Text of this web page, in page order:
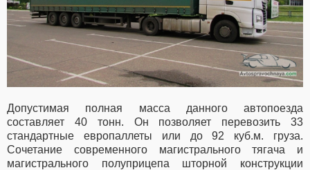
Допустимая полная масса данного автопоезда
составляет 40 тонн. Он позволяет перевозить 33
стандартные европаллеты или до 92 куб.м. груза.
Сочетание современного магистрального тягача и
магистрального полуприцепа шторной конструкции